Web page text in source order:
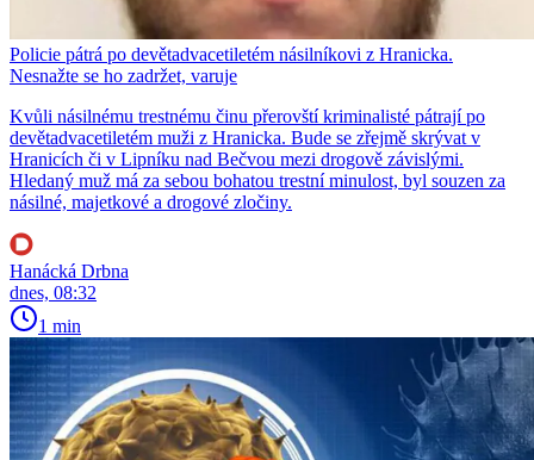
Policie pátrá po devětadvacetiletém násilníkovi z Hranicka.
Nesnažte se ho zadržet, varuje
Kvůli násilnému trestnému činu přerovští kriminalisté pátrají po
devětadvacetiletém muži z Hranicka. Bude se zřejmě skrývat v
Hranicích či v Lipníku nad Bečvou mezi drogově závislými.
Hledaný muž má za sebou bohatou trestní minulost, byl souzen za
násilné, majetkové a drogové zločiny.
Hanácká Drbna
dnes, 08:32
1 min